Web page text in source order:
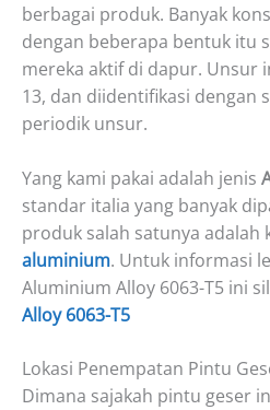
berbagai produk. Banyak
dengan beberapa bentuk itu
mereka aktif di dapur. Unsur
13, dan diidentifikasi dengan
periodik unsur.
Yang kami pakai adalah jenis
standar italia yang banyak
produk salah satunya adalah
aluminium. Untuk informasi
Aluminium Alloy 6063-T5 ini
Alloy 6063-T5
Lokasi Penempatan Pintu
Dimana sajakah pintu geser